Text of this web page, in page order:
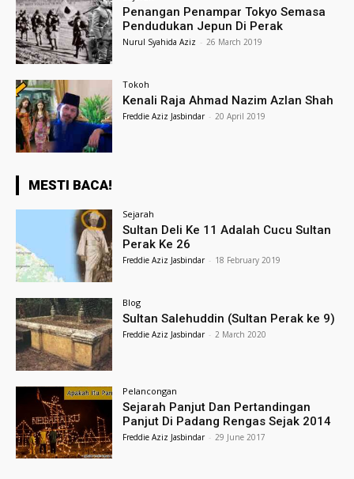
Penangan Penampar Tokyo Semasa
Pendudukan Jepun Di Perak
Nurul Syahida Aziz - 26 March 2019
Tokoh
Kenali Raja Ahmad Nazim Azlan Shah
Freddie Aziz Jasbindar - 20 April 2019
MESTI BACA!
Sejarah
Sultan Deli Ke 11 Adalah Cucu Sultan
Perak Ke 26
Freddie Aziz Jasbindar - 18 February 2019
Blog
Sultan Salehuddin (Sultan Perak ke 9)
Freddie Aziz Jasbindar - 2 March 2020
Pelancongan
Sejarah Panjut Dan Pertandingan
Panjut Di Padang Rengas Sejak 2014
Freddie Aziz Jasbindar - 29 June 2017